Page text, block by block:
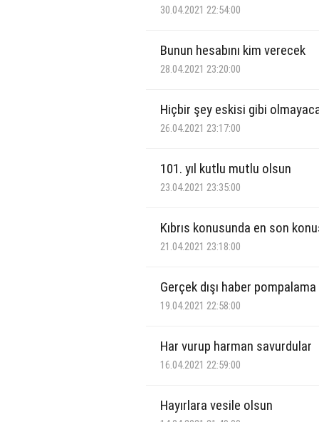
30.04.2021 22:54:00
Bunun hesabını kim verecek
28.04.2021 23:20:00
Hiçbir şey eskisi gibi
26.04.2021 23:17:00
101. yıl kutlu mutlu olsun
23.04.2021 23:35:00
Kıbrıs konusunda en son
21.04.2021 23:18:00
Gerçek dışı haber pompalama
19.04.2021 22:58:00
Har vurup harman savurdular
16.04.2021 22:59:00
Hayırlara vesile olsun